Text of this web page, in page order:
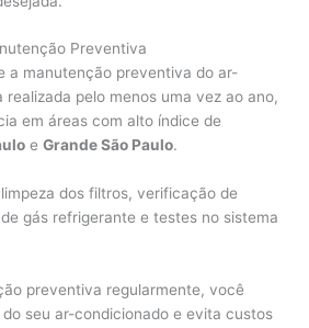
Preventiva
a manutenção preventiva do ar-
realizada pelo menos uma vez ao ano,
em áreas com alto índice de
eGrande São Paulo.
dos filtros, verificação de
gás refrigerante e testes no sistema
preventiva regularmente, você
seu ar-condicionado e evita custos